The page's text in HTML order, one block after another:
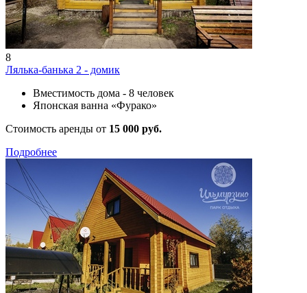
8
Лялька-банька 2 - домик
Вместимость дома - 8 человек
Японская ванна «Фурако»
Стоимость аренды от 15 000 руб.
Подробнее